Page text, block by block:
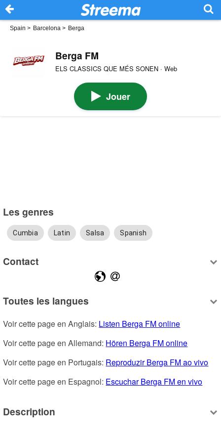
Spain > Barcelona > Berga
Berga FM
ELS CLASSICS QUE MÉS SONEN · Web
Jouer
Les genres
Cumbia Latin Salsa Spanish
Contact
Toutes les langues
Voir cette page en Anglais: Listen Berga FM online
Voir cette page en Allemand: Hören Berga FM online
Voir cette page en Portugais: Reproduzir Berga FM ao vivo
Voir cette page en Espagnol: Escuchar Berga FM en vivo
Description